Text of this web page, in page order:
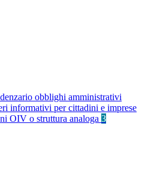
obblighi amministrativi
informativi per cittadini e imprese
OIV o struttura analoga 3